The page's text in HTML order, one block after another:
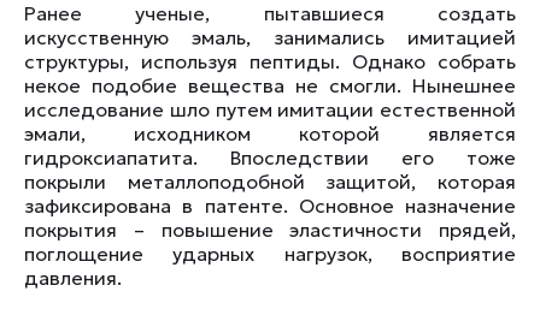
Ранее ученые, пытавшиеся создать
искусственную эмаль, занимались имитацией
структуры, используя пептиды. Однако собрать
некое подобие вещества не смогли. Нынешнее
исследование шло путем имитации естественной
эмали, исходником которой является
гидроксиапатита. Впоследствии его тоже
покрыли металлоподобной защитой, которая
зафиксирована в патенте. Основное назначение
покрытия – повышение эластичности прядей,
поглощение ударных нагрузок, восприятие
давления.